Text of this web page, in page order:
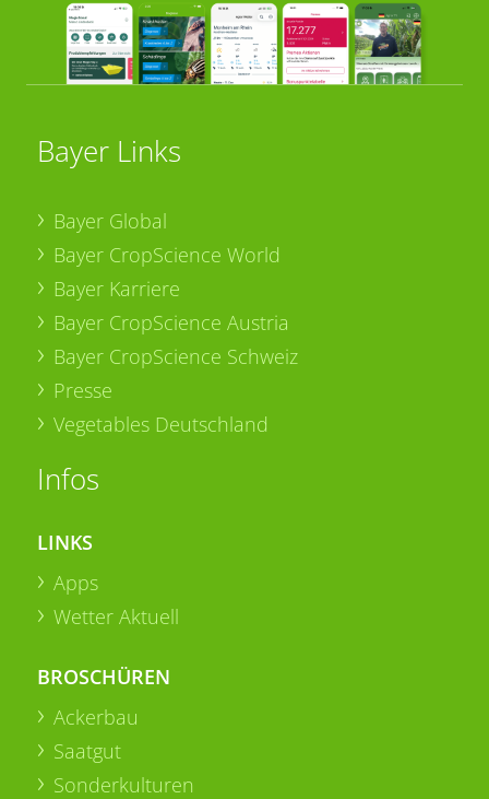
Bayer Links
Bayer Global
Bayer CropScience World
Bayer Karriere
Bayer CropScience Austria
Bayer CropScience Schweiz
Presse
Vegetables Deutschland
Infos
LINKS
Apps
Wetter Aktuell
BROSCHÜREN
Ackerbau
Saatgut
Sonderkulturen